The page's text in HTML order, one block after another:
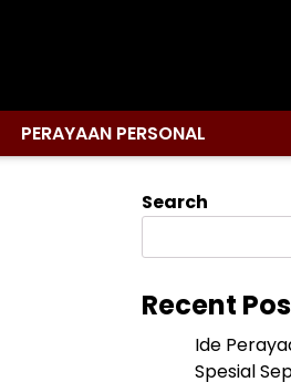
PERAYAAN PERSONAL
Search
Recent
Ide
Spesial